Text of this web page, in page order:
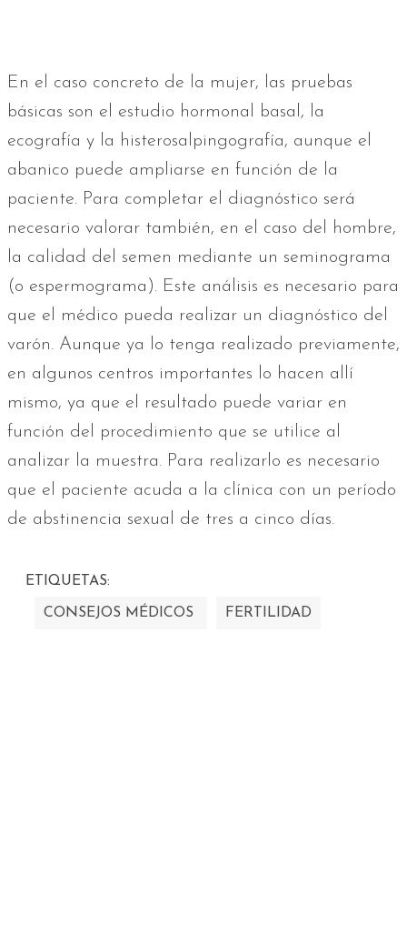
En el caso concreto de la mujer, las pruebas
básicas son el estudio hormonal basal, la
ecografía y la histerosalpingografía, aunque el
abanico puede ampliarse en función de la
paciente. Para completar el diagnóstico será
necesario valorar también, en el caso del hombre,
la calidad del semen mediante un seminograma
(o espermograma). Este análisis es necesario para
que el médico pueda realizar un diagnóstico del
varón. Aunque ya lo tenga realizado previamente,
en algunos centros importantes lo hacen allí
mismo, ya que el resultado puede variar en
función del procedimiento que se utilice al
analizar la muestra. Para realizarlo es necesario
que el paciente acuda a la clínica con un período
de abstinencia sexual de tres a cinco días.
ETIQUETAS:
CONSEJOS MÉDICOS FERTILIDAD